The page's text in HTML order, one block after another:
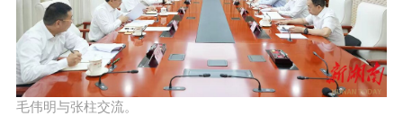
毛伟明与张柱交流。